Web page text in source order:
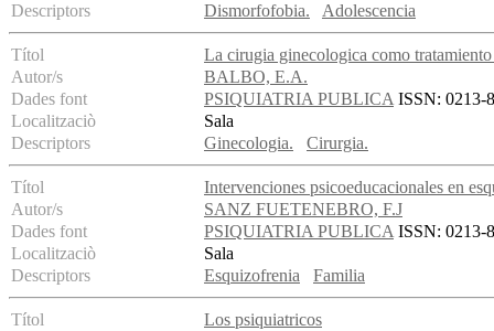
Descriptors
Dismorfofobia. Adolescencia
Títol
La cirugia ginecologica como
Autor/s
BALBO, E.A.
Dades font
PSIQUIATRIA PUBLICAISSN: 0213-
Localitzaciò
Sala
Descriptors
Ginecologia. Cirurgia.
Títol
Intervenciones psicoeducacionales en
Autor/s
SANZ FUETENEBRO, F.J
Dades font
PSIQUIATRIA PUBLICAISSN: 0213-
Localitzaciò
Sala
Descriptors
Esquizofrenia Familia
Títol
Los psiquiatricos